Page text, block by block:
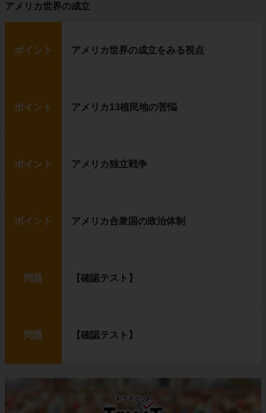
アメリカ世界の成立
ポイント アメリカ世界の成立をみる視点
ポイント アメリカ13植民地の苦悩
ポイント アメリカ独立戦争
ポイント アメリカ合衆国の政治体制
問題 【確認テスト】
問題 【確認テスト】